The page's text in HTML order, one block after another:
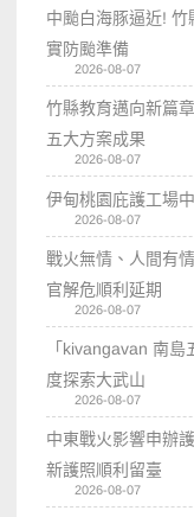
中颱白海豚逼近!
實防颱準備
2026-08-07
竹縣教育邁向新篇
五大方案成果
2026-08-07
伊甸桃園庇護工場
2026-08-07
戰火無情、人間有
官解危順利延期
2026-08-07
「kivangavan 南
度探索大武山
2026-08-07
中東戰火影響申辦
新護照順利留臺
2026-08-07